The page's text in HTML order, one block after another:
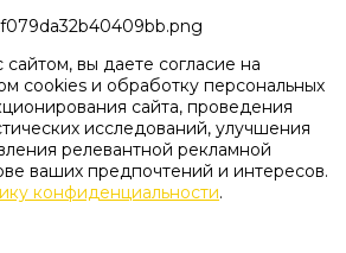
вы даете согласие на
cookies и обработку персональных
сайта, проведения
исследований, улучшения
релевантной рекламной
ваших предпочтений и интересов.
конфиденциальности.